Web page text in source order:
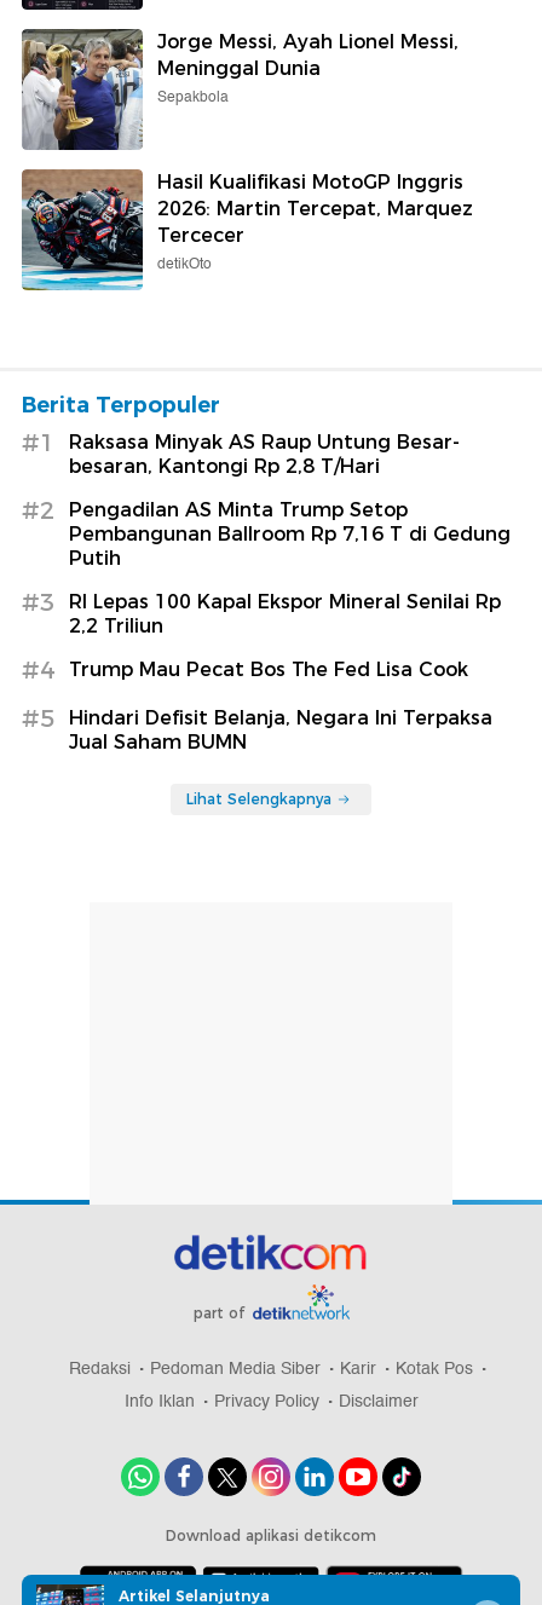
Jorge Messi, Ayah Lionel Messi,
Meninggal Dunia
Sepakbola
Hasil Kualifikasi MotoGP Inggris
2026: Martin Tercepat, Marquez
Tercecer
detikOto
Berita Terpopuler
#1
Raksasa Minyak AS Raup Untung Besar-
besaran, Kantongi Rp 2,8 T/Hari
#2
Pengadilan AS Minta Trump Setop
Pembangunan Ballroom Rp 7,16 T di Gedung
Putih
#3
RI Lepas 100 Kapal Ekspor Mineral Senilai Rp
2,2 Triliun
#4 Trump Mau Pecat Bos The Fed Lisa Cook
#5
Hindari Defisit Belanja, Negara Ini Terpaksa
Jual Saham BUMN
Lihat Selengkapnya
part of
Redaksi Pedoman Media Siber Karir
Kotak Pos
Info Iklan
Privacy Policy Disclaimer
Download aplikasi detikcom
Artikel Selanjutnya